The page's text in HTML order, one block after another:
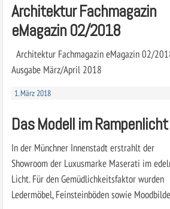
Architektur Fachmagazin
eMagazin 02/2018
Architektur Fachmagazin eMagazin 02/
Ausgabe März/April 2018
1. März 2018
Das Modell im Rampenlicht
In der Münchner Innenstadt erstrahlt der
Showroom der Luxusmarke Maserati im
Licht. Für den Gemüdlichkeitsfaktor wurden
Ledermöbel, Feinsteinböden sowie